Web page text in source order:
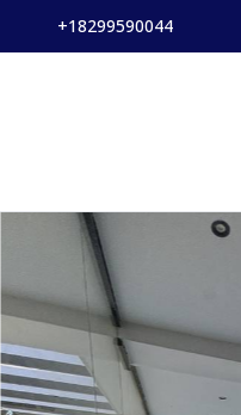
+18299590044